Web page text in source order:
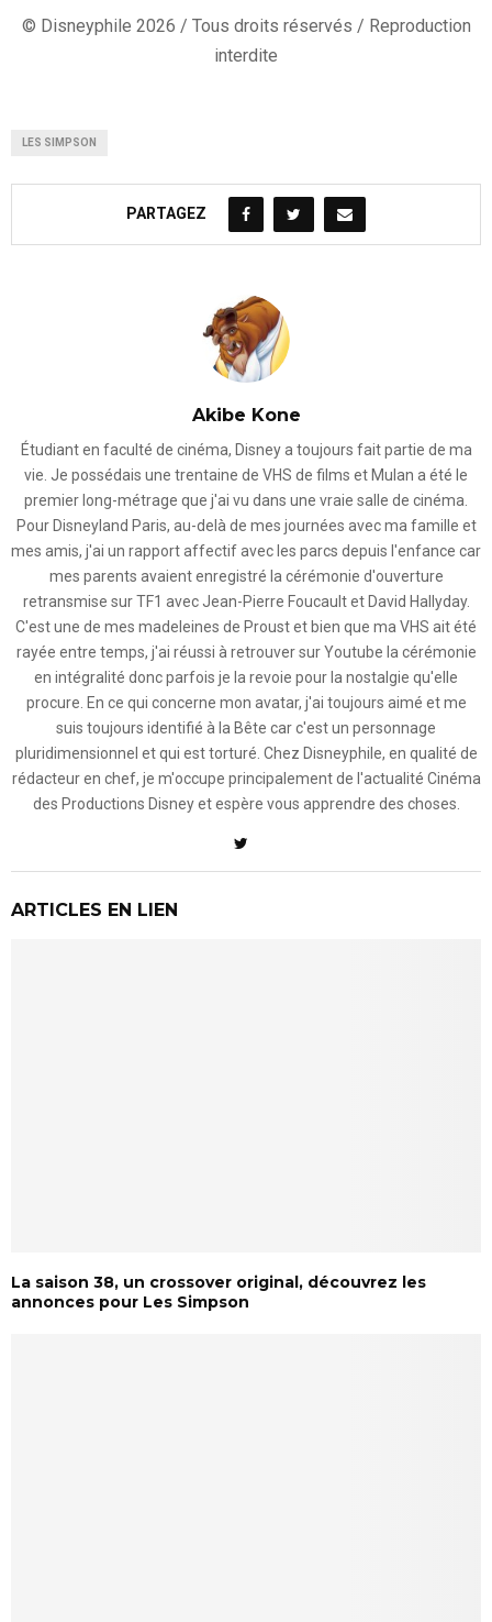
© Disneyphile 2026 / Tous droits réservés / Reproduction
interdite
LES SIMPSON
PARTAGEZ
Akibe Kone
Étudiant en faculté de cinéma, Disney a toujours fait partie de ma
vie. Je possédais une trentaine de VHS de films et Mulan a été le
premier long-métrage que j'ai vu dans une vraie salle de cinéma.
Pour Disneyland Paris, au-delà de mes journées avec ma famille et
mes amis, j'ai un rapport affectif avec les parcs depuis l'enfance car
mes parents avaient enregistré la cérémonie d'ouverture
retransmise sur TF1 avec Jean-Pierre Foucault et David Hallyday.
C'est une de mes madeleines de Proust et bien que ma VHS ait été
rayée entre temps, j'ai réussi à retrouver sur Youtube la cérémonie
en intégralité donc parfois je la revoie pour la nostalgie qu'elle
procure. En ce qui concerne mon avatar, j'ai toujours aimé et me
suis toujours identifié à la Bête car c'est un personnage
pluridimensionnel et qui est torturé. Chez Disneyphile, en qualité de
rédacteur en chef, je m'occupe principalement de l'actualité Cinéma
des Productions Disney et espère vous apprendre des choses.
ARTICLES EN LIEN
La saison 38, un crossover original, découvrez les
annonces pour Les Simpson